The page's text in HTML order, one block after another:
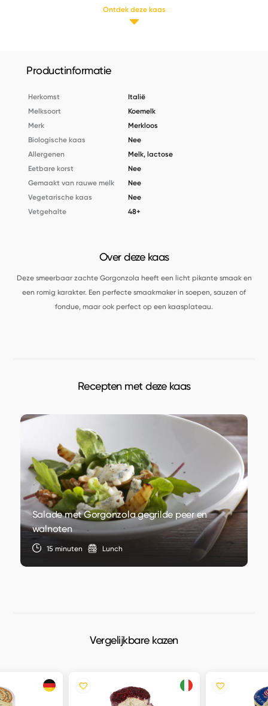
Ontdek deze kaas
Productinformatie
Herkomst
Italië
Melksoort
Koemelk
Merk
Merkloos
Biologische kaas
Nee
Allergenen
Melk, lactose
Eetbare korst
Nee
Gemaakt van rauwe melk
Nee
Vegetarische kaas
Nee
Vetgehalte
48+
Over deze kaas
Deze smeerbaar zachte Gorgonzola heeft een licht pikante smaak en
een romig karakter. Een perfecte smaakmaker in soepen, sauzen of
fondue, maar ook perfect op een kaasplateau.
Recepten met deze kaas
Salade met Gorgonzola gegrilde peer en
walnoten
15 minuten Lunch
Vergelijkbare kazen